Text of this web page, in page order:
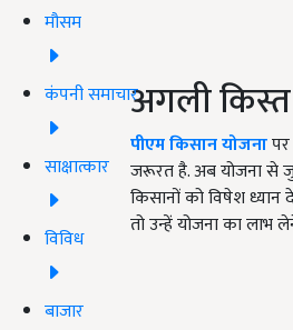
मौसम
कंपनी समाचार
साक्षात्कार
विविध
बाजार
अगली
पीएम किसान योजना
जरूरत है. अब योजना से
किसानों को विषेश
तो उन्हें योजना का